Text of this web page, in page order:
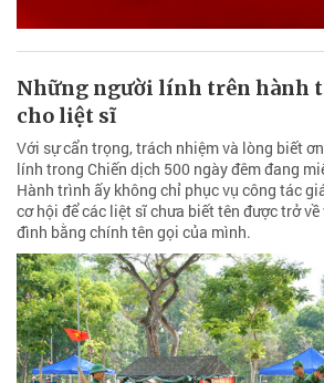
Những người lính trên hành
cho liệt sĩ
Với sự cẩn trọng, trách nhiệm và lòng biết
lính trong Chiến dịch 500 ngày đêm đang
Hành trình ấy không chỉ phục vụ công tác
cơ hội để các liệt sĩ chưa biết tên được trở
đình bằng chính tên gọi của mình.